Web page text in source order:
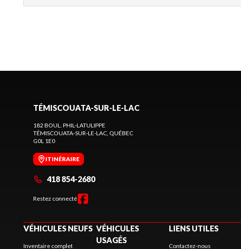
TÉMISCOUATA-SUR-LE-LAC
182 BOUL. PHIL-LATULIPPE
TÉMISCOUATA-SUR-LE-LAC, QUÉBEC
G0L 1E0
ITINÉRAIRE
418 854-2680
Restez connecté
VÉHICULES NEUFS
Inventaire complet
VÉHICULES
USAGÉS
LIENS UTILES
Contactez-nous